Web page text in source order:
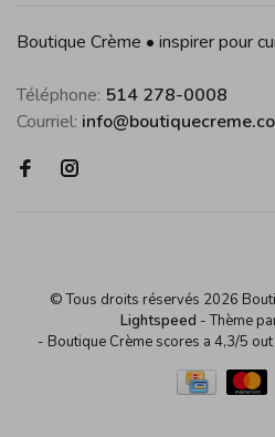
Boutique Crème • inspirer pour
Téléphone: 514 278-0008
Courriel:
© Tous droits réservés 2026
Lightspeed - Thème
- Boutique Crème scores a 4,3/5